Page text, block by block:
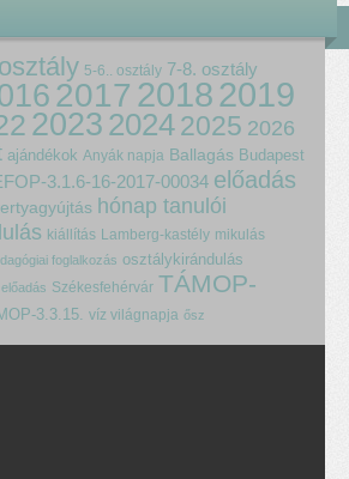
5-6.. osztály 7-8. osztály
2017 20182019
2023 20242025 2026
ajándékok Anyák napja Ballagás Budapest
3.1.6-16-2017-00034 előadás
hónap tanulói
kiállítás Lamberg-kastély mikulás
foglalkozás osztálykirándulás
Székesfehérvár TÁMOP-
3.3.15. víz világnapja ősz